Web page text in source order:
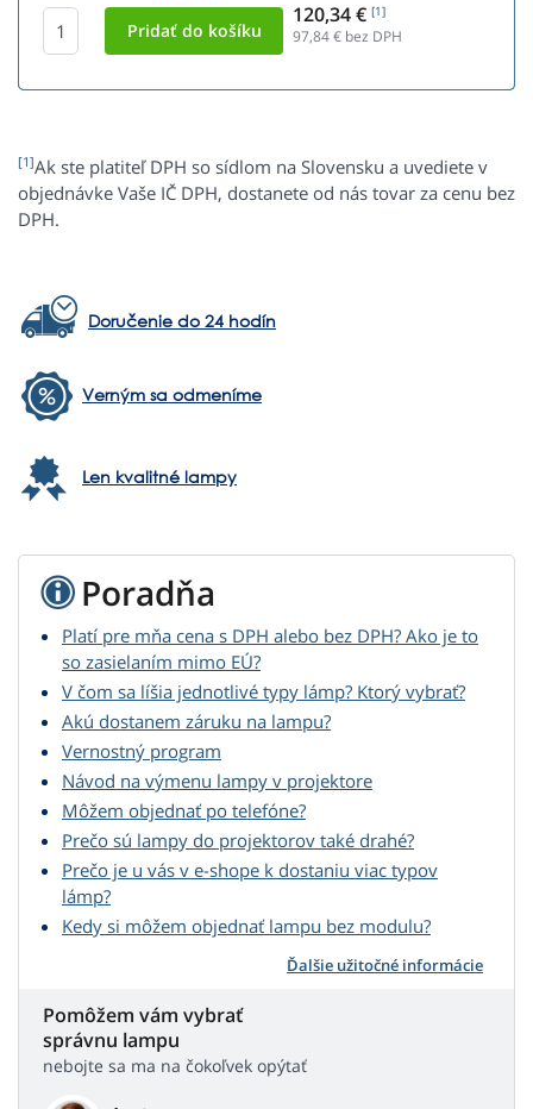
120,34 € [1]
97,84€ bez DPH
[1]Ak ste platiteľ DPH so sídlom na Slovensku a uvediete v
objednávke Vaše IČ DPH, dostanete od nás tovar za cenu bez
DPH.
Doručenie do 24 hodín
Verným sa odmeníme
Len kvalitné lampy
Poradňa
Platí pre mňa cena s DPH alebo bez DPH? Ako je to
so zasielaním mimo EÚ?
V čom sa líšia jednotlivé typy lámp? Ktorý vybrať?
Akú dostanem záruku na lampu?
Vernostný program
Návod na výmenu lampy v projektore
Môžem objednať po telefóne?
Prečo sú lampy do projektorov také drahé?
Prečo je u vás v e-shope k dostaniu viac typov
lámp?
Kedy si môžem objednať lampu bez modulu?
Ďalšie užitočné informácie
Pomôžem vám vybrať
správnu lampu
nebojte sa ma na čokoľvek opýtať